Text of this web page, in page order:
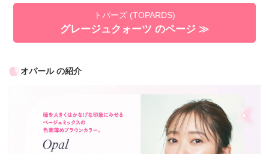
トパーズ (TOPARDS)
グレージュクォーツ のページ ≫
オパール の紹介